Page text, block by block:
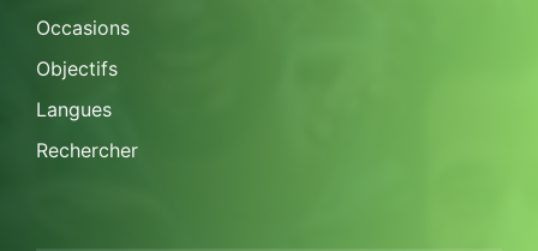
Occasions
Objectifs
Langues
Rechercher